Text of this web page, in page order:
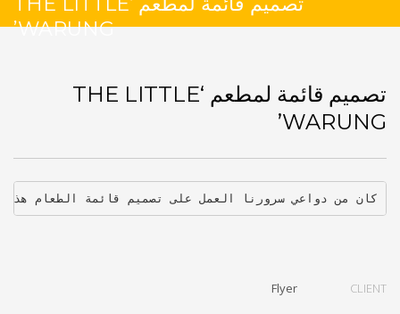
WARUNG’
تصميم قائمة لمطعم ‘THE LITTLE
WARUNG’
كان من دواعي سرورنا العمل على تصميم قائمة الطعام
CLIENT
Flyer